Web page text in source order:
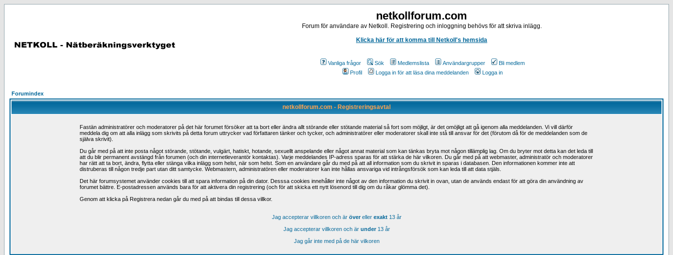
netkollforum.com
Forum för användare av Netkoll. Registrering och inloggning behövs för att skriva inlägg.
Klicka här för att komma till Netkoll's hemsida
Vanliga frågor Sök Medlemslista Användargrupper
Bli medlem
Profil
Logga in för att läsa dina meddelanden Logga in
Forumindex
netkollforum.com - Registreringsavtal
Fastän administratörer och moderatorer på det här forumet försöker att ta bort eller ändra allt störande eller stötande material så fort som möjligt, är det omöjligt att gå igenom alla meddelanden. Vi vill därför
meddela dig om att alla inlägg som skrivits på detta forum uttrycker vad författaren tänker och tycker, och administratörer eller moderatorer skall inte stå till ansvar för det (förutom då för de meddelanden som de
själva skrivit).
Du går med på att inte posta något störande, stötande, vulgärt, hatiskt, hotande, sexuellt anspelande eller något annat material som kan tänkas bryta mot någon tillämplig lag. Om du bryter mot detta kan det leda till
att du blir permanent avstängd från forumen (och din internetleverantör kontaktas). Varje meddelandes IP-adress sparas för att stärka de här vilkoren. Du går med på att webmaster, administratör och moderatorer
har rätt att ta bort, ändra, flytta eller stänga vilka inlägg som helst, när som helst. Som en användare går du med på att all information som du skrivit in sparas i databasen. Den informationen kommer inte att
distruberas till någon tredje part utan ditt samtycke. Webmastern, administratören eller moderatorer kan inte hållas ansvariga vid intrångsförsök som kan leda till att data stjäls.
Det här forumsystemet använder cookies till att spara information på din dator. Desssa cookies innehåller inte något av den information du skrivit in ovan, utan de används endast för att göra din användning av
forumet bättre. E-postadressen används bara för att aktivera din registrering (och för att skicka ett nytt lösenord till dig om du råkar glömma det).
Genom att klicka på Registrera nedan går du med på att bindas till dessa villkor.
Jag accepterar villkoren och är övereller exakt13 år
Jag accepterar villkoren och är under13 år
Jag går inte med på de här vilkoren